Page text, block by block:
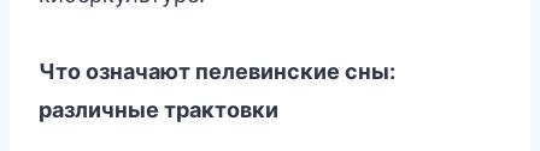
Что означают пелевинские сны:
различные трактовки